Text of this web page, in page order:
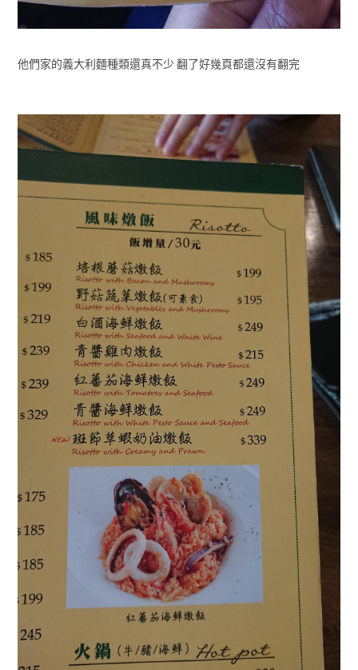
他們家的義大利麵種類還真不少 翻了好幾頁都還沒有翻完